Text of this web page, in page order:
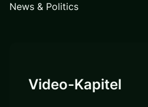
News & Politics
Video-Kapitel